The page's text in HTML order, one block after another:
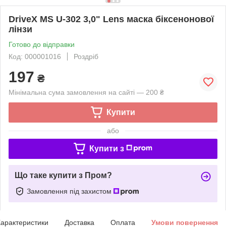
DriveX MS U-302 3,0" Lens маска біксенонової
лінзи
Готово до відправки
Код: 000001016
Роздріб
197 ₴
Мінімальна сума замовлення на сайті — 200 ₴
Купити
або
Купити з
Що таке купити з Пром?
Замовлення під захистом
Доставка Оплата Умови повернення